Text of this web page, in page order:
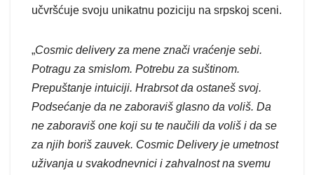
učvršćuje svoju unikatnu poziciju na srpskoj sceni.
„Cosmic delivery za mene znači vraćenje sebi.
Potragu za smislom. Potrebu za suštinom.
Prepuštanje intuiciji. Hrabrsot da ostaneš svoj.
Podsećanje da ne zaboraviš glasno da voliš. Da
ne zaboraviš one koji su te naučili da voliš i da se
za njih boriš zauvek. Cosmic Delivery je umetnost
uživanja u svakodnevnici i zahvalnost na svemu